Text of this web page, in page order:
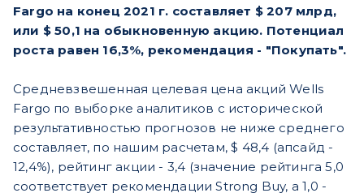
Fargo на конец 2021 г. составляет $ 207 млрд,
или $ 50,1 на обыкновенную акцию. Потенциал
роста равен 16,3%, рекомендация - "Покупать".
Средневзвешенная целевая цена акций Wells
Fargo по выборке аналитиков с исторической
результативностью прогнозов не ниже среднего
составляет, по нашим расчетам, $ 48,4 (апсайд -
12,4%), рейтинг акции - 3,4 (значение рейтинга 5,0
соответствует рекомендации Strong Buy, а 1,0 -